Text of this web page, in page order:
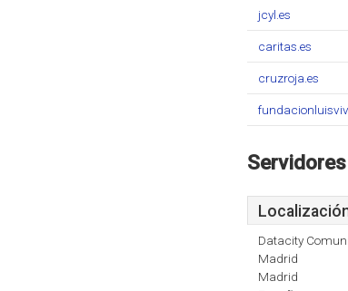
jcyl.es
caritas.es
cruzroja.es
Servidores
Datacity
Madrid
Madrid